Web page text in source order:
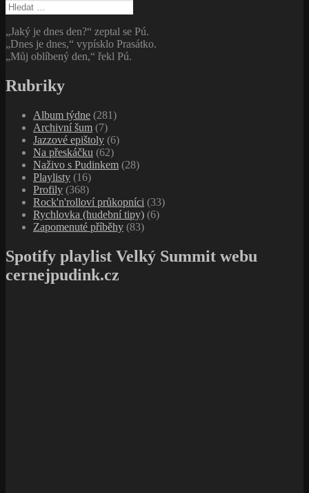
Vyhledávání
„Jaký je dnes den?“ zeptal se Pú.
„Dnes je dnes,“ vypísklo Prasátko.
„Můj oblíbený den,“ řekl Pú.
Rubriky
Album týdne (281)
Archivní šum (7)
Jazzové epištoly (6)
Na přeskáčku (62)
Naživo s Pudinkem (28)
Playlisty (16)
Profily (368)
Rock'n'rolloví průkopníci (33)
Rychlovka (hudební tipy) (6)
Zapomenuté příběhy (83)
Spotify playlist Velký Summit webu
cernejpudink.cz